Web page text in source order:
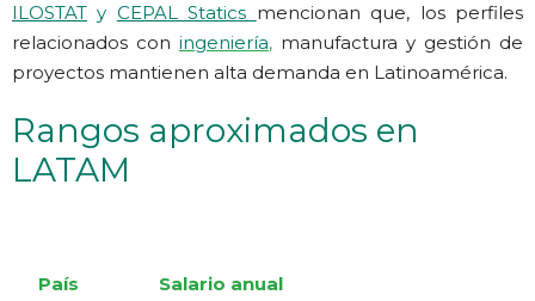
ILOSTAT y CEPAL Statics mencionan que, los perfiles
relacionados con ingeniería, manufactura y gestión de
proyectos mantienen alta demanda en Latinoamérica.
Rangos aproximados en
LATAM
País
Salario anual